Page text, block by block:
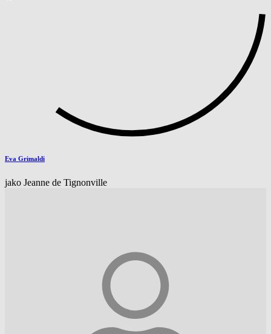
Eva Grimaldi
jako Jeanne de Tignonville